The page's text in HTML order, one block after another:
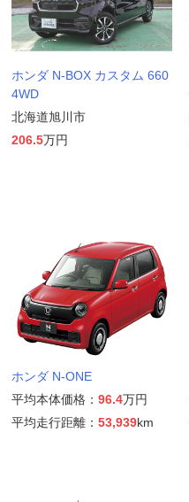
ホンダ N-BOX カスタム 660
4WD
北海道旭川市
206.5万円
ホンダ N-ONE
平均本体価格： 96.4万円
平均走行距離： 53,939km